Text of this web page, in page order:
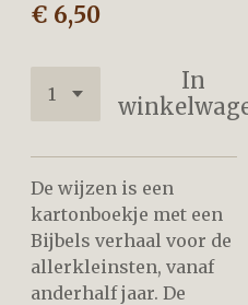
€ 6,50
In
De wijzen is een
kartonboekje met een
Bijbels verhaal voor de
allerkleinsten, vanaf
anderhalf jaar. De